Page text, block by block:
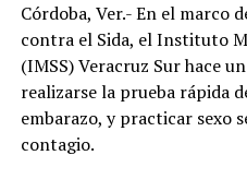
Córdoba, Ver.- En el marco
contra el Sida, el Instituto
(IMSS) Veracruz Sur hace
realizarse la prueba rápida
embarazo, y practicar sexo
contagio.